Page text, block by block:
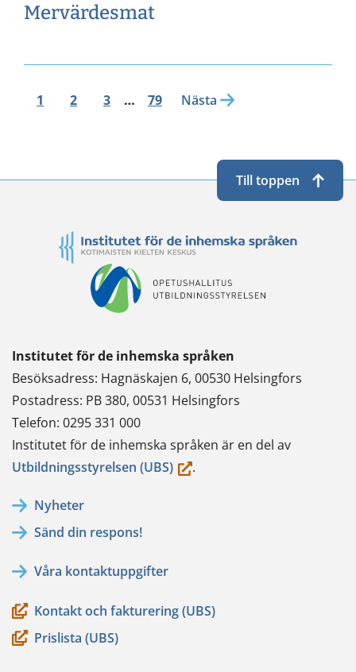
Mervärdesmat
1 2 3 … 79 Nästa
Institutet för de inhemska språken
Besöksadress: Hagnäskajen 6, 00530 Helsingfors
Postadress: PB 380, 00531 Helsingfors
Telefon: 0295 331 000
Institutet för de inhemska språken är en del av
Utbildningsstyrelsen (UBS)(du.
Nyheter
Sänd din respons!
Våra kontaktuppgifter
Kontakt och fakturering (UBS)
Prislista (UBS)
Till toppen